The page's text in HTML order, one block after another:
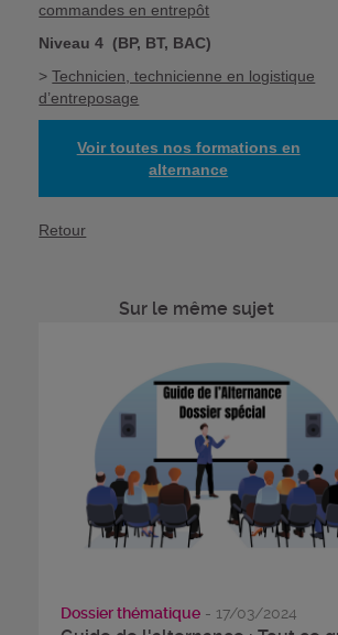
commandes en entrepôt
Niveau 4 (BP, BT, BAC)
>Technicien, technicienne en logistique
d’entreposage
Voir toutes nos formations en
alternance
Retour
Sur le même sujet
Dossier thématique - 17/03/2024